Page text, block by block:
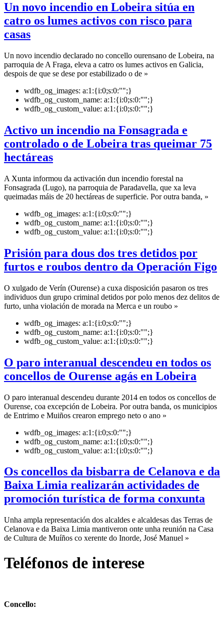
Un novo incendio en Lobeira sitúa en
catro os lumes activos con risco para
casas
Un novo incendio declarado no concello ourensano de Lobeira, na
parroquia de A Fraga, eleva a catro os lumes activos en Galicia,
despois de que se dese por estabilizado o de »
wdfb_og_images: a:1:{i:0;s:0:"";}
wdfb_og_custom_name: a:1:{i:0;s:0:"";}
wdfb_og_custom_value: a:1:{i:0;s:0:"";}
Activo un incendio na Fonsagrada e
controlado o de Lobeira tras queimar 75
hectáreas
A Xunta informou da activación dun incendio forestal na
Fonsagrada (Lugo), na parroquia de Paradavella, que xa leva
queimadas máis de 20 hectáreas de superficie. Por outra banda, »
wdfb_og_images: a:1:{i:0;s:0:"";}
wdfb_og_custom_name: a:1:{i:0;s:0:"";}
wdfb_og_custom_value: a:1:{i:0;s:0:"";}
Prisión para dous dos tres detidos por
furtos e roubos dentro da Operación Figo
O xulgado de Verín (Ourense) a cuxa disposición pasaron os tres
individuos dun grupo criminal detidos por polo menos dez delitos de
furto, unha violación de morada na Merca e un roubo »
wdfb_og_images: a:1:{i:0;s:0:"";}
wdfb_og_custom_name: a:1:{i:0;s:0:"";}
wdfb_og_custom_value: a:1:{i:0;s:0:"";}
O paro interanual descendeu en todos os
concellos de Ourense agás en Lobeira
O paro interanual descendeu durante 2014 en todos os concellos de
Ourense, coa excepción de Lobeira. Por outra banda, os municipios
de Entrimo e Muiños crearon emprego neto o ano »
wdfb_og_images: a:1:{i:0;s:0:"";}
wdfb_og_custom_name: a:1:{i:0;s:0:"";}
wdfb_og_custom_value: a:1:{i:0;s:0:"";}
Os concellos da bisbarra de Celanova e da
Baixa Limia realizarán actividades de
promoción turística de forma conxunta
Unha ampla representación dos alcaldes e alcaldesas das Terras de
Celanova e da Baixa Limia mantiveron onte unha reunión na Casa
de Cultura de Muíños co xerente do Inorde, José Manuel »
Teléfonos de interese
Concello: